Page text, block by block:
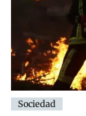
Sociedad